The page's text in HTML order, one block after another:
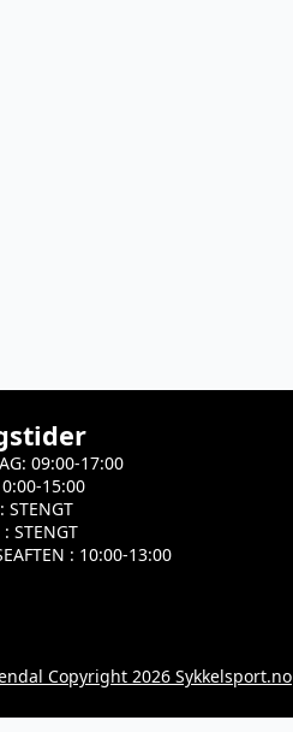
09:00-17:00
15:00
STENGT
: STENGT
: 10:00-13:00
Copyright 2026 Sykkelsport.no